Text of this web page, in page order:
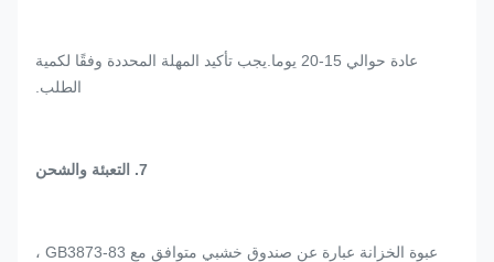
عادة حوالي 15-20 يوما.يجب تأكيد المهلة المحددة وفقًا لكمية
الطلب.
7. التعبئة والشحن
عبوة الخزانة عبارة عن صندوق خشبي متوافق مع GB3873-83 ،